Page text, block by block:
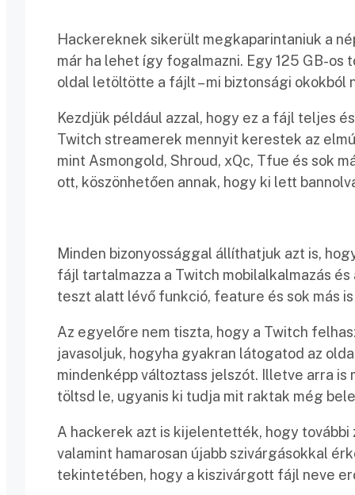
Hackereknek sikerült megkaparintaniuk a
már ha lehet így fogalmazni. Egy 125 GB-
oldal letöltötte a fájlt – mi biztonsági okokból
Kezdjük például azzal, hogy ez a fájl teljes
Twitch streamerek mennyit kerestek az
mint Asmongold, Shroud, xQc, Tfue és sok
ott, köszönhetően annak, hogy ki lett
Minden bizonyossággal állíthatjuk azt is,
fájl tartalmazza a Twitch mobilalkalmazás
teszt alatt lévő funkció, feature és sok más
Az egyelőre nem tiszta, hogy a Twitch
javasoljuk, hogyha gyakran látogatod az
mindenképp változtass jelszót. Illetve arra
töltsd le, ugyanis ki tudja mit raktak még
A hackerek azt is kijelentették, hogy
valamint hamarosan újabb szivárgásokkal
tekintetében, hogy a kiszivárgott fájl neve